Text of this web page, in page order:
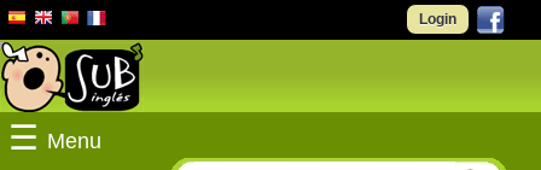
Login
☰ Menu